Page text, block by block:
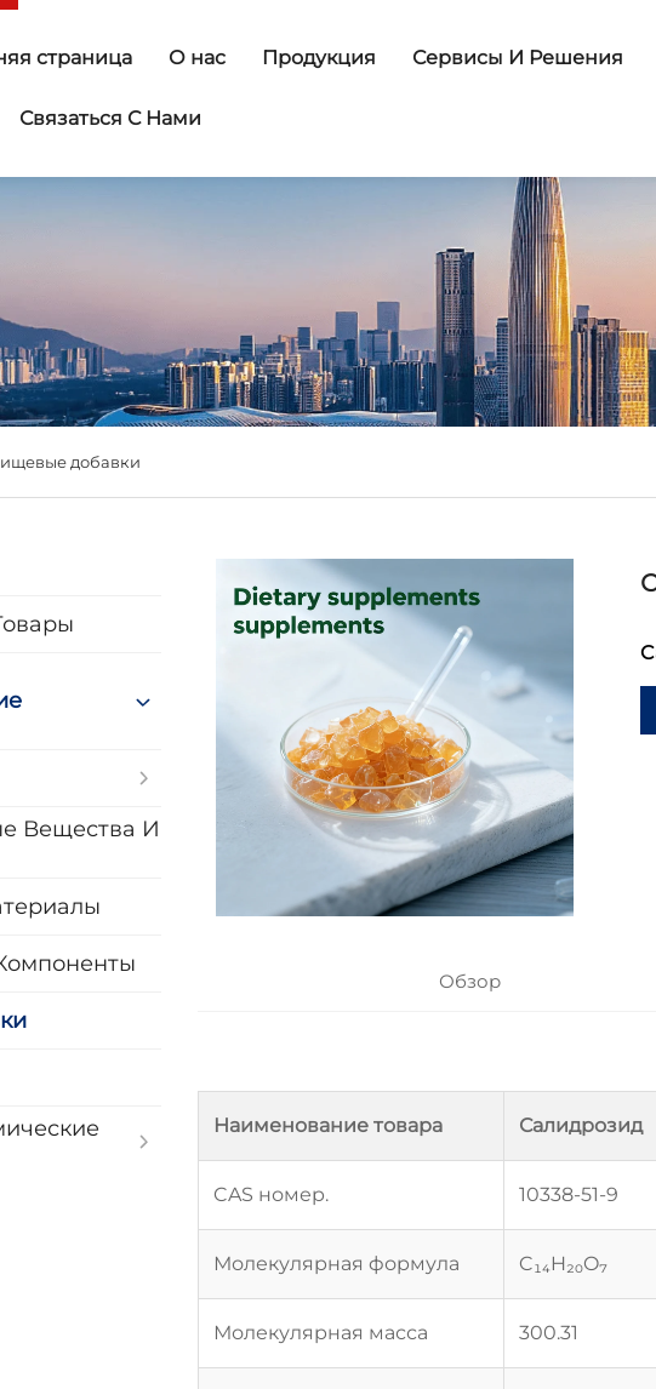
страница О нас Продукция Сервисы И Решения
Связаться С Нами
добавки
Вещества И
Обзор
Наименование товара Салидрозид
CAS номер. 10338-51-9
Молекулярная формула C₁₄H₂₀O₇
Молекулярная масса 300.31